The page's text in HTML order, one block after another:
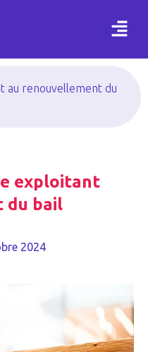
au renouvellement du
exploitant
du bail
2024